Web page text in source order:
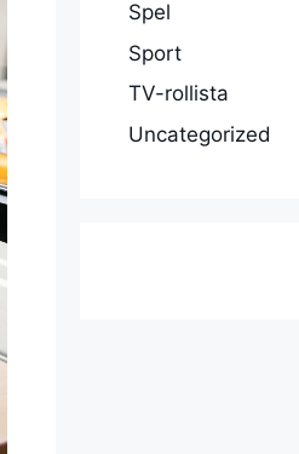
Spel
Sport
TV-rollista
Uncategorized